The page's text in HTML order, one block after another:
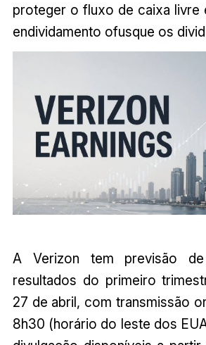
proteger o fluxo de caixa livre
endividamento ofusque os
A Verizon tem previsão
resultados do primeiro
27 de abril, com transmissão
8h30 (horário do leste dos